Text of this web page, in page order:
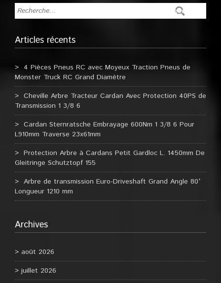
Articles récents
4 Pièces Pneus RC avec Moyeux Traction Pneus de
Monster Truck RC Grand Diamètre
Cheville Arbre Tracteur Cardan Avec Protection 40PS de
Transmission 1 3/8 6
Cardan Sternratsche Embrayage 600Nm 1 3/8 6 Pour
L910mm Traverse 23x61mm
Protection Arbre à Cardans Petit Gardloc L. 1450mm De
Gleitringe Schutztopf 155
Arbre de transmission Euro-Driveshaft Grand Angle 80°
Longueur 1210 mm
Archives
août 2026
juillet 2026